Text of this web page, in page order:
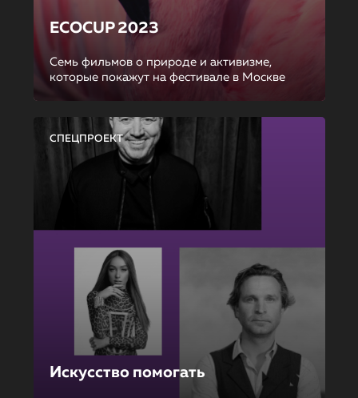
ECOCUP 2023
Семь фильмов о природе и активизме,
которые покажут на фестивале в Москве
СПЕЦПРОЕКТ
Искусство помогать